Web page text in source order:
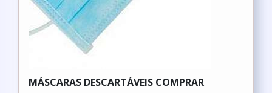
MÁSCARAS DESCARTÁVEIS COMPRAR